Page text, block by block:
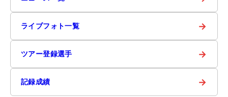
ライブフォト一覧 →
ツアー登録選手 →
記録成績 →